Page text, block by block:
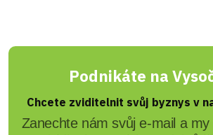
Podnikáte na
Chcete zviditelnit svůj byznys v
Zanechte nám svůj e-mail a